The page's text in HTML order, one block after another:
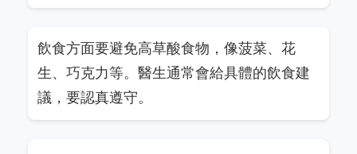
飲食方面要避免高草酸食物，像菠菜、花
生、巧克力等。醫生通常會給具體的飲食建
議，要認真遵守。